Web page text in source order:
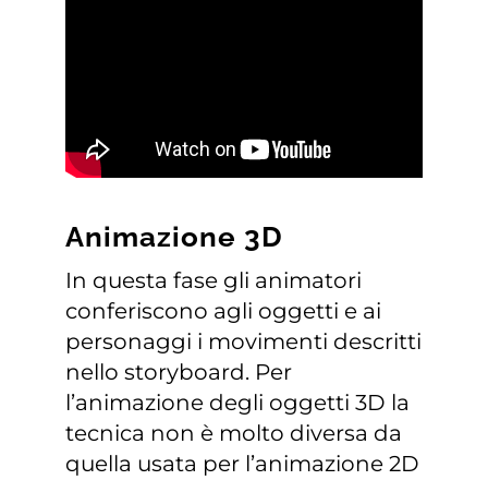
Animazione 3D
In questa fase gli animatori
conferiscono agli oggetti e ai
personaggi i movimenti descritti
nello storyboard. Per
l’animazione degli oggetti 3D la
tecnica non è molto diversa da
quella usata per l’animazione 2D